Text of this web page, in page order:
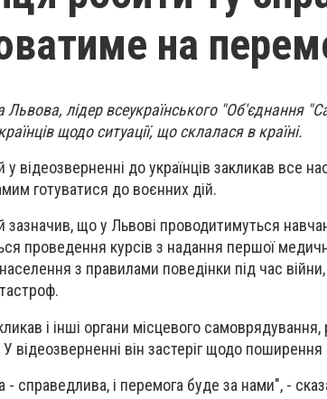
на
Львова, лідер всеукраїнського "Об'єднання
щодо ситуації, що склалася в країні.
відеозверненні до українців закликав все
готуватися до воєнних дій.
що у Львові проводитимуться
проведення курсів з надання першої
з правилами поведінки під час війни,
і інші органи місцевого
У відеозверненні він застеріг щодо
- справедлива, і перемога буде за нами", -